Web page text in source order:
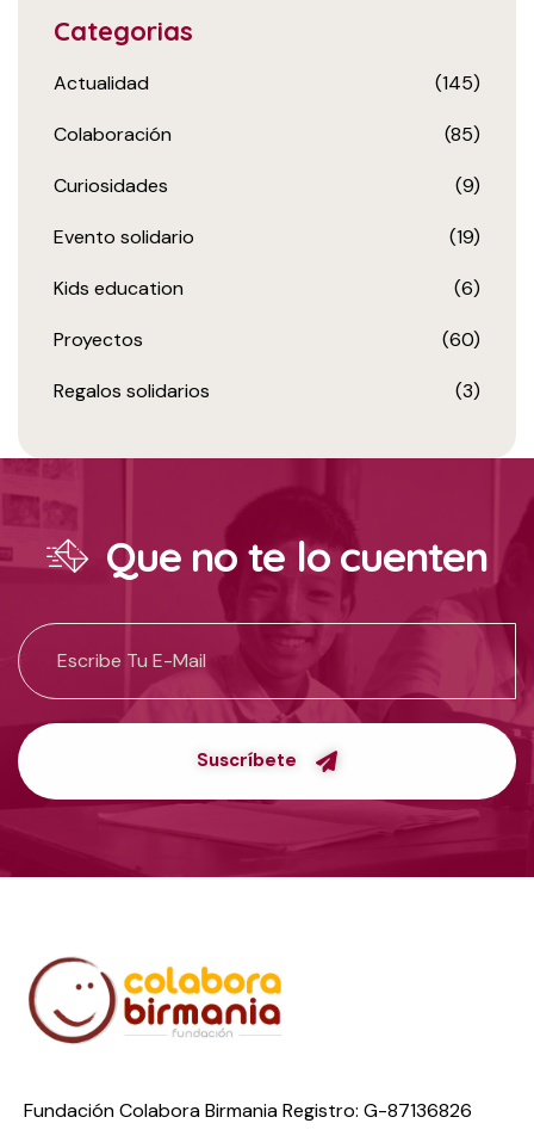
Categorias
Actualidad (145)
Colaboración (85)
Curiosidades (9)
Evento solidario (19)
Kids education (6)
Proyectos (60)
Regalos solidarios (3)
Que no te lo cuenten
Suscríbete
Fundación Colabora Birmania Registro: G-87136826